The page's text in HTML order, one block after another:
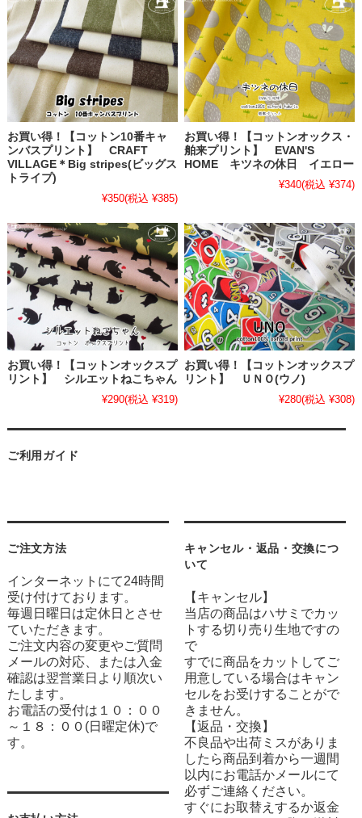
お買い得！【コットン10番キャ
ンバスプリント】 CRAFT
VILLAGE＊Big stripes(ビッグス
トライプ)
¥350(税込 ¥385)
お買い得！【コットンオックス・
舶来プリント】 EVAN'S
HOME キツネの休日 イエロー
¥340(税込 ¥374)
お買い得！【コットンオックスプ
リント】 シルエットねこちゃん
¥290(税込 ¥319)
お買い得！【コットンオックスプ
リント】 ＵＮＯ(ウノ)
¥280(税込 ¥308)
ご利用ガイド
ご注文方法
インターネットにて24時間
受け付けております。
毎週日曜日は定休日とさせ
ていただきます。
ご注文内容の変更やご質問
メールの対応、または入金
確認は翌営業日より順次い
たします。
お電話の受付は１０：００
～１８：００(日曜定休)で
す。
キャンセル・返品・交換につ
いて
【キャンセル】
当店の商品はハサミでカッ
トする切り売り生地ですの
で
すでに商品をカットしてご
用意している場合はキャン
セルをお受けすることがで
きません。
【返品・交換】
不良品や出荷ミスがありま
したら商品到着から一週間
以内にお電話かメールにて
必ずご連絡ください。
すぐにお取替えするか返金